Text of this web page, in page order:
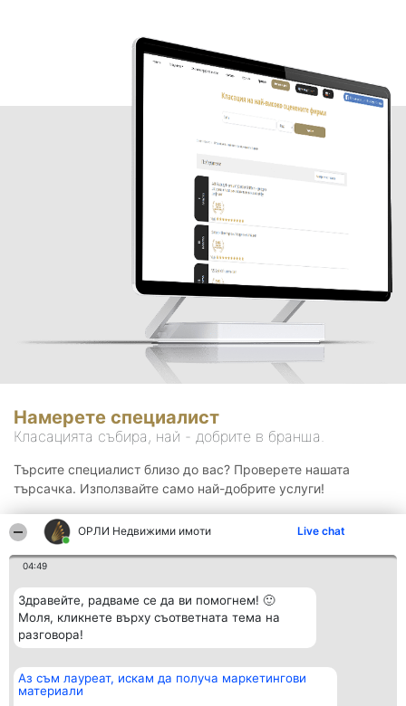
ОРЛИ Недвижими имоти Live chat
04:49
Здравейте, радваме се да ви помогнем! 🙂
Моля, кликнете върху съответната тема на
разговора!
Аз съм лауреат, искам да получа маркетингови
материали
Намерете специалист
Класацията събира, най - добрите в бранша.
Търсите специалист близо до вас? Проверете нашата
търсачка. Използвайте само най-добрите услуги!
Организатор на
класиране
Класация Контакти